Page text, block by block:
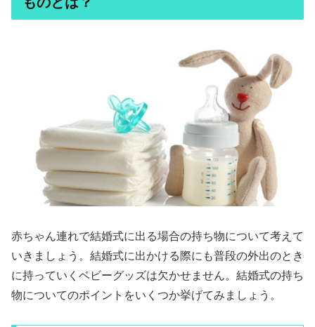
赤ちゃん連れで結婚式に出る場合の持ち物について考えて
いきましょう。結婚式に出かける際にも普段の外出のとき
に持っていくベビーグッズは欠かせません。結婚式の持ち
物についてのポイントをいくつか挙げてみましょう。